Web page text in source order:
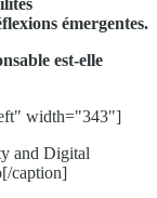
émergentes.
est-elle
width="343"]
and Digital
caption]